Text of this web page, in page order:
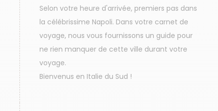
Selon votre heure d'arrivée, premiers pas dans
la célébrissime Napoli. Dans votre carnet de
voyage, nous vous fournissons un guide pour
ne rien manquer de cette ville durant votre
voyage.
Bienvenus en Italie du Sud !